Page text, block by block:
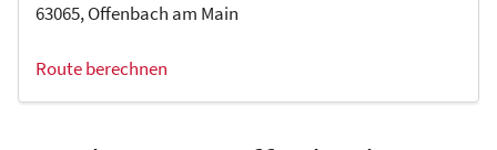
63065, Offenbach am Main
Route berechnen